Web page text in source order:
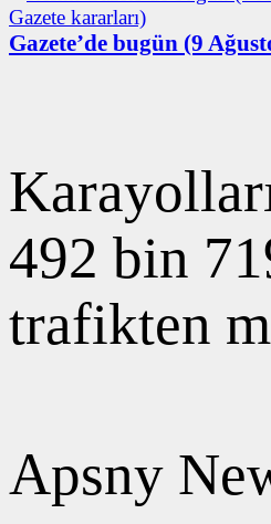
Gazete’de bugün (9
492 bin
trafikten
Apsny